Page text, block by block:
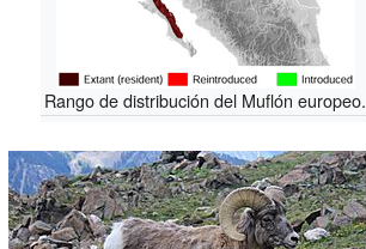
Rango de distribución del Muflón europeo.